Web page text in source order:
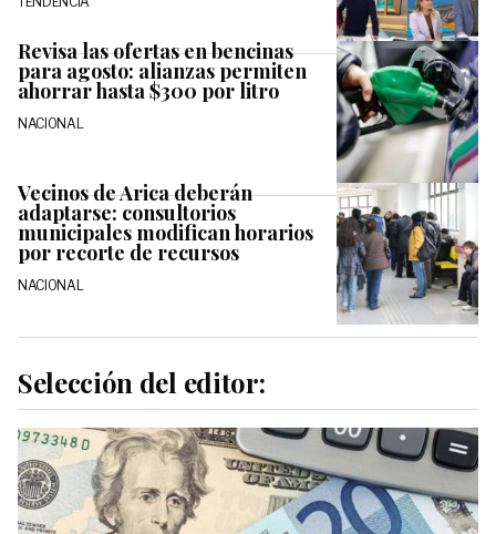
Revisa las ofertas en bencinas
para agosto: alianzas permiten
ahorrar hasta $300 por litro
NACIONAL
Vecinos de Arica deberán
adaptarse: consultorios
municipales modifican horarios
por recorte de recursos
NACIONAL
Selección del editor: